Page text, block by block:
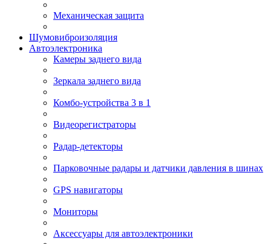
Механическая защита
Шумовиброизоляция
Автоэлектроника
Камеры заднего вида
Зеркала заднего вида
Комбо-устройства 3 в 1
Видеорегистраторы
Радар-детекторы
Парковочные радары и датчики давления в шинах
GPS навигаторы
Мониторы
Аксессуары для автоэлектроники